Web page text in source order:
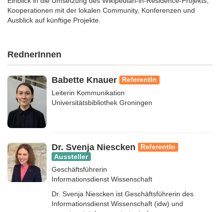
Kooperationen mit der lokalen Community, Konferenzen und
Ausblick auf künftige Projekte.
RednerInnen
Babette Knauer ReferentIn
Leiterin Kommunikation
Universitätsbibliothek Groningen
Dr. Svenja Niescken
ReferentIn
Aussteller
Geschäftsführerin
Informationsdienst Wissenschaft
Dr. Svenja Niescken ist Geschäftsführerin des
Informationsdienst Wissenschaft (idw) und